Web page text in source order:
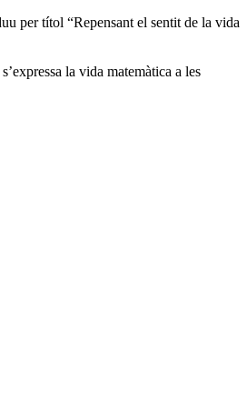
per títol “Repensant el sentit de la vida
la vida matemàtica a les